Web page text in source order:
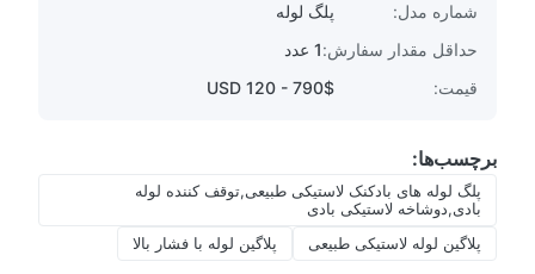
شماره مدل:
پلگ لوله
حداقل مقدار سفارش:1 عدد
قیمت:
برچسب‌ها:
پلگ لوله های بادکنک لاستیکی طبیعی,توقف کننده لوله
بادی,دوشاخه لاستیکی بادی
پلاگین لوله لاستیکی طبیعی
پلاگین لوله با فشار بالا